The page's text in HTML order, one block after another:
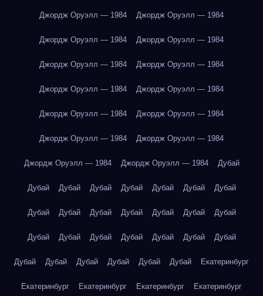
Джордж Оруэлл — 1984 Джордж Оруэлл — 1984
Джордж Оруэлл — 1984 Джордж Оруэлл — 1984
Джордж Оруэлл — 1984 Джордж Оруэлл — 1984
Джордж Оруэлл — 1984 Джордж Оруэлл — 1984
Джордж Оруэлл — 1984 Джордж Оруэлл — 1984
Джордж Оруэлл — 1984 Джордж Оруэлл — 1984
Джордж Оруэлл — 1984 Джордж Оруэлл — 1984 Дубай
Дубай Дубай Дубай Дубай Дубай Дубай Дубай
Дубай Дубай Дубай Дубай Дубай Дубай Дубай
Дубай Дубай Дубай Дубай Дубай Дубай Дубай
Дубай Дубай Дубай Дубай Дубай Дубай Екатеринбург
Екатеринбург Екатеринбург Екатеринбург Екатеринбург